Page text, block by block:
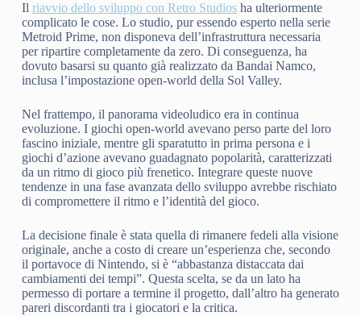
Il riavvio dello sviluppo con Retro Studiosha ulteriormente
complicato le cose. Lo studio, pur essendo esperto nella serie
Metroid Prime, non disponeva dell’infrastruttura necessaria
per ripartire completamente da zero. Di conseguenza, ha
dovuto basarsi su quanto già realizzato da Bandai Namco,
inclusa l’impostazione open-world della Sol Valley.
Nel frattempo, il panorama videoludico era in continua
evoluzione. I giochi open-world avevano perso parte del loro
fascino iniziale, mentre gli sparatutto in prima persona e i
giochi d’azione avevano guadagnato popolarità, caratterizzati
da un ritmo di gioco più frenetico. Integrare queste nuove
tendenze in una fase avanzata dello sviluppo avrebbe rischiato
di compromettere il ritmo e l’identità del gioco.
La decisione finale è stata quella di rimanere fedeli alla visione
originale, anche a costo di creare un’esperienza che, secondo
il portavoce di Nintendo, si è “abbastanza distaccata dai
cambiamenti dei tempi”. Questa scelta, se da un lato ha
permesso di portare a termine il progetto, dall’altro ha generato
pareri discordanti tra i giocatori e la critica.